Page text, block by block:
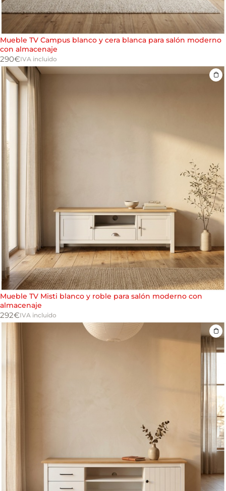
Mueble TV Campus blanco y cera blanca para salón moderno
con almacenaje
290€IVA incluido
Mueble TV Misti blanco y roble para salón moderno con
almacenaje
292€IVA incluido